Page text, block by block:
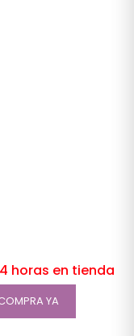
horas en tienda
YA